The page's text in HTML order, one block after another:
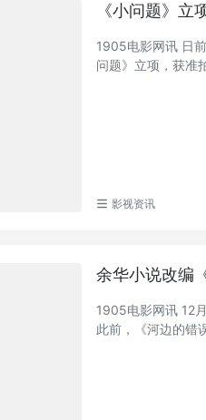
《小问题》
1905电影网讯 日
问题》立项，获准
影视资讯
余华小说改编
1905电影网讯 12
此前，《河边的错